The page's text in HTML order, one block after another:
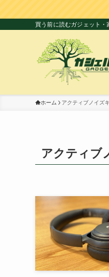
買う前に読むガジェット
ホーム アクティブノイズ
アクティブ